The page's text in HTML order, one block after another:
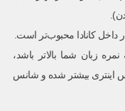
داخل کانادا محبوب‌تر است.
زبان شما بالاتر باشد،
اینتری بیشتر شده و شانس